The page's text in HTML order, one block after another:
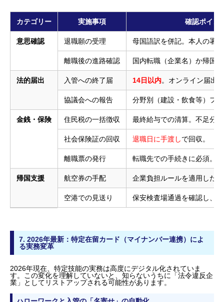
カテゴリー 実施事項 確認ポイン
意思確認 退職願の受理 母国語訳を併記。本人の署
離職後の進路確認 国内転職（企業名）か帰国
法的届出 入管への終了届 14日以内。オンライン届出
協議会への報告 分野別（建設・飲食等）フ
金銭・保険 住民税の一括徴収 最終給与での清算。不足分
社会保険証の回収 退職日に手渡しで回収。
離職票の発行 転職先での手続きに必須。
帰国支援 航空券の手配 企業負担ルールを適用した
空港での見送り 保安検査場通過を確認し、
7. 2026年最新：特定在留カード（マイナンバー連携）によ
る実務変革
2026年現在、特定技能の実務は高度にデジタル化されていま
す。この変化を理解していないと、知らないうちに「法令違反企
業」としてリストアップされる可能性があります。